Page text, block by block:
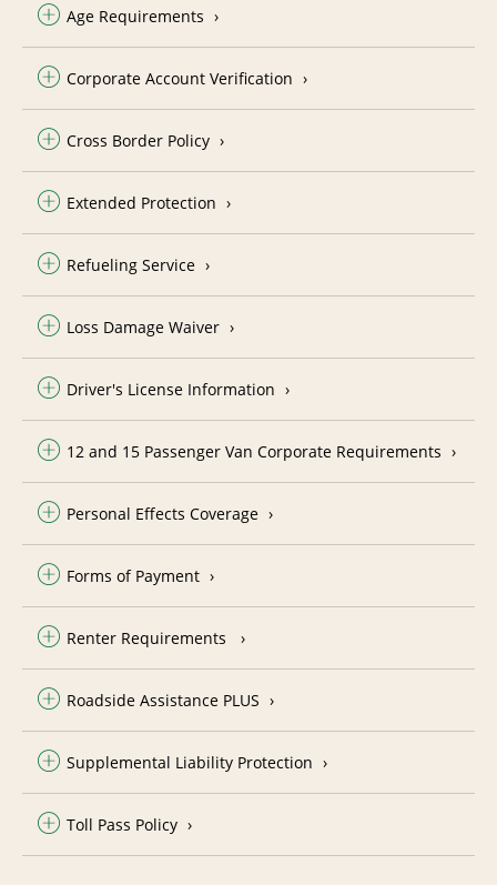
Age Requirements
Corporate Account Verification
Cross Border Policy
Extended Protection
Refueling Service
Loss Damage Waiver
Driver's License Information
12 and 15 Passenger Van Corporate Requirements
Personal Effects Coverage
Forms of Payment
Renter Requirements
Roadside Assistance PLUS
Supplemental Liability Protection
Toll Pass Policy